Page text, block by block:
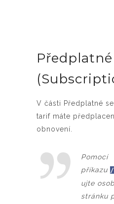
Předplatné
V části Předplatné
tarif máte
obnovení.
Pomocí
příkazu
ujte
stránku